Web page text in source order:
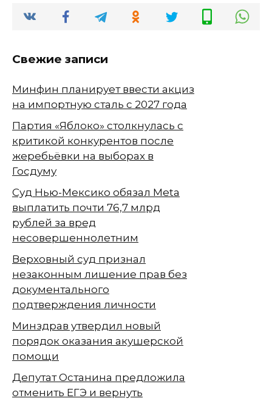
Свежие записи
Минфин планирует ввести акциз
на импортную сталь с 2027 года
Партия «Яблоко» столкнулась с
критикой конкурентов после
жеребьёвки на выборах в
Госдуму
Суд Нью-Мексико обязал Meta
выплатить почти 76,7 млрд
рублей за вред
несовершеннолетним
Верховный суд признал
незаконным лишение прав без
документального
подтверждения личности
Минздрав утвердил новый
порядок оказания акушерской
помощи
Депутат Останина предложила
отменить ЕГЭ и вернуть